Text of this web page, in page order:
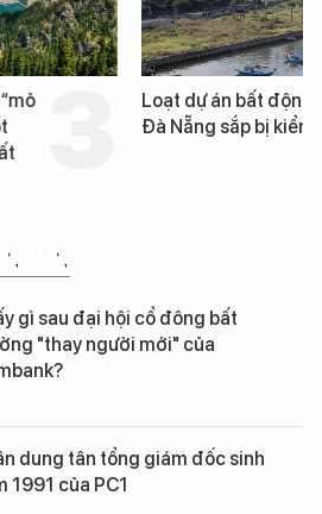
Loạt dự án bất động
Đà Nẵng sắp bị kiểm
gì sau đại hội cổ đông bất
"thay người mới" của
dung tân tổng giám đốc sinh
1991 của PC1